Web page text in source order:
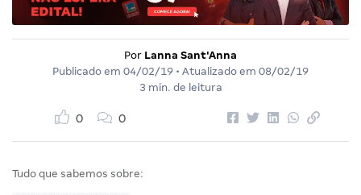
Por Lanna Sant'Anna
Publicado em 04/02/19 • Atualizado em 08/02/19
3 min. de leitura
0 0
Tudo que sabemos sobre: